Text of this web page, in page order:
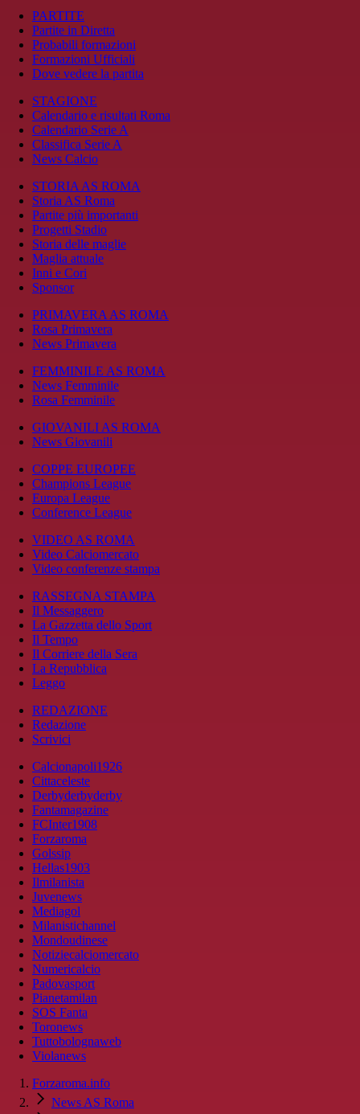
PARTITE
Partite in Diretta
Probabili formazioni
Formazioni Ufficiali
Dove vedere la partita
STAGIONE
Calendario e risultati Roma
Calendario Serie A
Classifica Serie A
News Calcio
STORIA AS ROMA
Storia AS Roma
Partite più importanti
Progetti Stadio
Storia delle maglie
Maglia attuale
Inni e Cori
Sponsor
PRIMAVERA AS ROMA
Rosa Primavera
News Primavera
FEMMINILE AS ROMA
News Femminile
Rosa Femminile
GIOVANILI AS ROMA
News Giovanili
COPPE EUROPEE
Champions League
Europa League
Conference League
VIDEO AS ROMA
Video Calciomercato
Video conferenze stampa
RASSEGNA STAMPA
Il Messaggero
La Gazzetta dello Sport
Il Tempo
Il Corriere della Sera
La Repubblica
Leggo
REDAZIONE
Redazione
Scrivici
Calcionapoli1926
Cittaceleste
Derbyderbyderby
Fantamagazine
FCInter1908
Forzaroma
Golssip
Hellas1903
Ilmilanista
Juvenews
Mediagol
Milanistichannel
Mondoudinese
Notiziecalciomercato
Numericalcio
Padovasport
Pianetamilan
SOS Fanta
Toronews
Tuttobolognaweb
Violanews
Forzaroma.info
News AS Roma